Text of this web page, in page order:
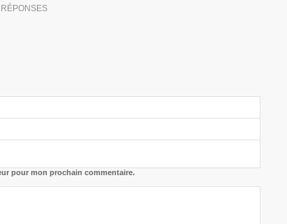
RÉPONSES
pour mon prochain commentaire.